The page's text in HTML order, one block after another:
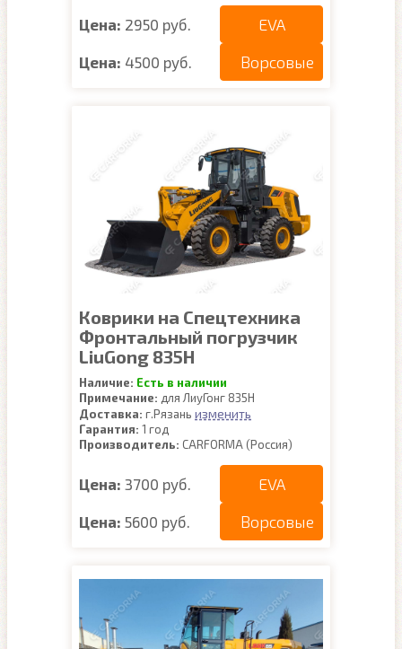
Цена: 2950 руб. EVA
Цена: 4500 руб. Ворсовые
Коврики на Спецтехника
Фронтальный погрузчик
LiuGong 835H
Наличие: Есть в наличии
Примечание: для ЛиуГонг 835Н
Доставка: г.Рязань изменить
Гарантия: 1 год
Производитель: CARFORMA (Россия)
Цена: 3700 руб. EVA
Цена: 5600 руб. Ворсовые